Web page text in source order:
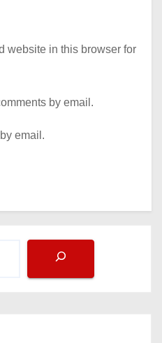
website in this browser for
by email.
email.